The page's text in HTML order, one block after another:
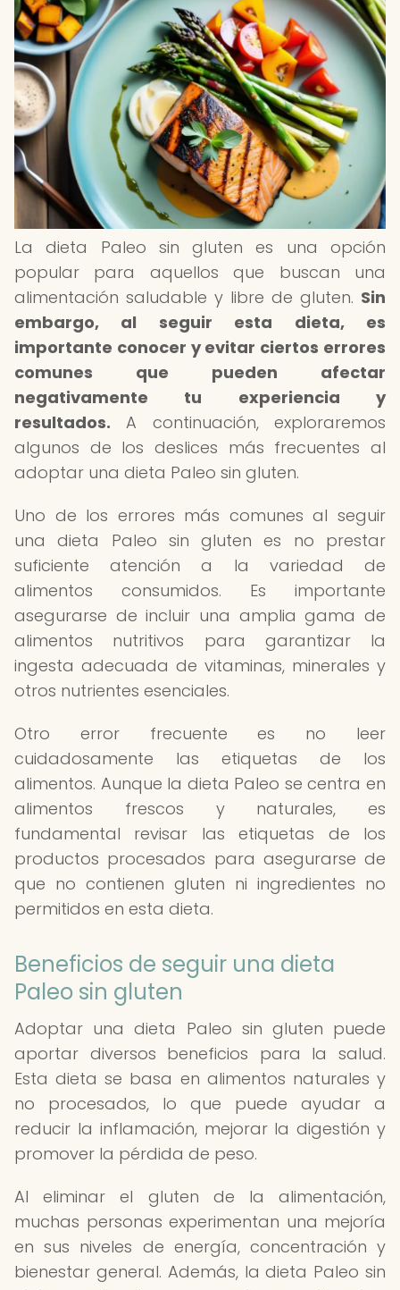
La dieta Paleo sin gluten es una opción
popular para aquellos que buscan una
alimentación saludable y libre de gluten. Sin
embargo, al seguir esta dieta, es
importante conocer y evitar ciertos errores
comunes que pueden afectar
negativamente tu experiencia y
resultados. A continuación, exploraremos
algunos de los deslices más frecuentes al
adoptar una dieta Paleo sin gluten.
Uno de los errores más comunes al seguir
una dieta Paleo sin gluten es no prestar
suficiente atención a la variedad de
alimentos consumidos. Es importante
asegurarse de incluir una amplia gama de
alimentos nutritivos para garantizar la
ingesta adecuada de vitaminas, minerales y
otros nutrientes esenciales.
Otro error frecuente es no leer
cuidadosamente las etiquetas de los
alimentos. Aunque la dieta Paleo se centra en
alimentos frescos y naturales, es
fundamental revisar las etiquetas de los
productos procesados para asegurarse de
que no contienen gluten ni ingredientes no
permitidos en esta dieta.
Beneficios de seguir una dieta
Paleo sin gluten
Adoptar una dieta Paleo sin gluten puede
aportar diversos beneficios para la salud.
Esta dieta se basa en alimentos naturales y
no procesados, lo que puede ayudar a
reducir la inflamación, mejorar la digestión y
promover la pérdida de peso.
Al eliminar el gluten de la alimentación,
muchas personas experimentan una mejoría
en sus niveles de energía, concentración y
bienestar general. Además, la dieta Paleo sin